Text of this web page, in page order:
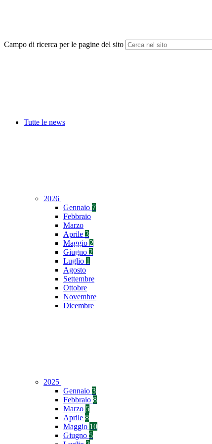
Campo di ricerca per le pagine del sito
Tutte le news
2026
Gennaio 7
Febbraio
Marzo
Aprile 3
Maggio 2
Giugno 2
Luglio 1
Agosto
Settembre
Ottobre
Novembre
Dicembre
2025
Gennaio 3
Febbraio 8
Marzo 5
Aprile 8
Maggio 10
Giugno 5